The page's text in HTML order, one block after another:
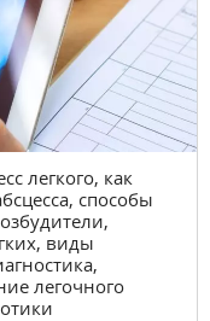
легкого, как
способы
виды
легочного